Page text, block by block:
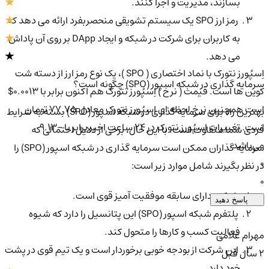
رمز ارز SPO یک سیستم تشویقی منحصربفرد ارائه می دهد که
به کاربران برای شرکت در شبکه و ایجاد DApp بر روی آن پاداش
می دهد.
سرمایه گذاری در شبکه اسپور (SPO) چگونه است؟
بهترین راه برای سرمایه گذاری در شبکه اسپور (SPO) بسته به شرایط
فردی شما متفاوت است. با این حال، برخی از دلایل احتمالی که
سرمایه گذاران ممکن است سرمایه گذاری در شبکه اسپور (SPO) را
در نظر بگیرند شامل موارد زیر است:
شرکت دارای سابقه موفقیت آمیز قوی است.
پلتفرم شبکه اسپور (SPO) این پتانسیل را دارد که شیوه
فعالیت کسب و کارها را متحول کند.
این شرکت از بودجه خوبی برخوردار است و یک تیم قوی در پشت
اِسپُورز نتورک با نماد اختصاری ( SPO )، یک نوع رمز ارز از دسته شت
کوین ها است. قیمت ( نرخ ) اِسپُورز نتورک هم اکنون برابر با 0.0013$
است همچنین نرخ لحظه ای اِسپُورز نتورک معادل 77.75 تومان
است. تغییرات اِسپُورز نتورک در ۲۴ ساعت اخیر برابر با -9.13
می‌باشد.
پاسخ دهید
مهرام غلامی